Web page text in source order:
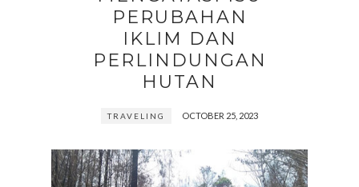
PERUBAHAN
IKLIM DAN
PERLINDUNGAN
HUTAN
TRAVELING OCTOBER 25, 2023